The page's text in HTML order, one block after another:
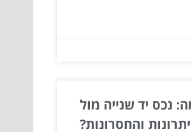
נכס יד שנייה מול
והחסרונות?